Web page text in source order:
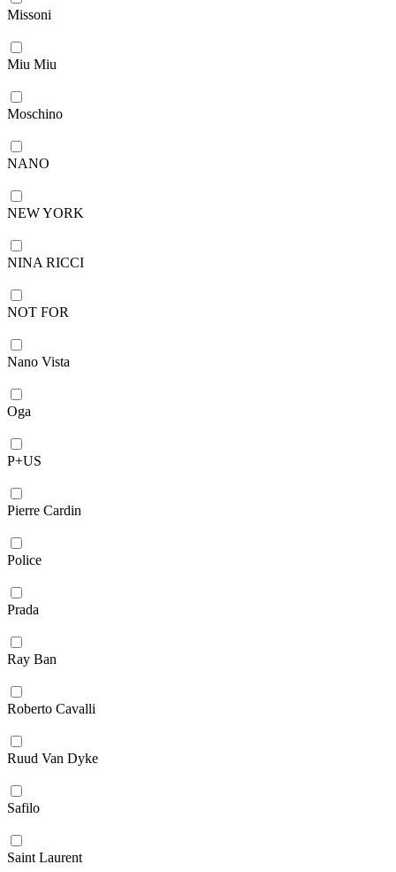
Missoni
Miu Miu
Moschino
NANO
NEW YORK
NINA RICCI
NOT FOR
Nano Vista
Oga
P+US
Pierre Cardin
Police
Prada
Ray Ban
Roberto Cavalli
Ruud Van Dyke
Safilo
Saint Laurent